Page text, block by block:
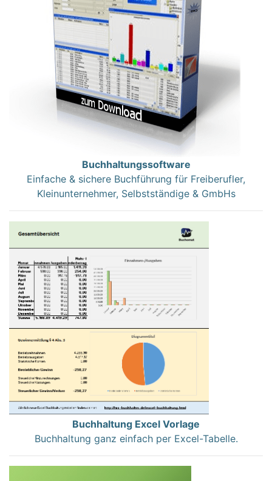
Buchhaltungssoftware
Einfache & sichere Buchführung für Freiberufler,
Kleinunternehmer, Selbstständige & GmbHs
Buchhaltung Excel Vorlage
Buchhaltung ganz einfach per Excel-Tabelle.